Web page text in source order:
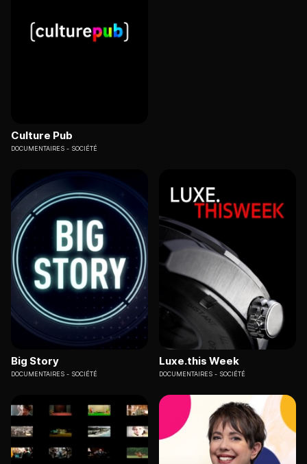
Culture Pub
DOCUMENTAIRES SOCIÉTÉ
Big Story
DOCUMENTAIRES SOCIÉTÉ
Luxe.this Week
DOCUMENTAIRES SOCIÉTÉ